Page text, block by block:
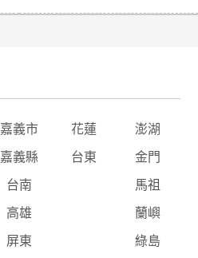
嘉義市 花蓮 澎湖
嘉義縣 台東 金門
台南 馬祖
高雄 蘭嶼
屏東 綠島